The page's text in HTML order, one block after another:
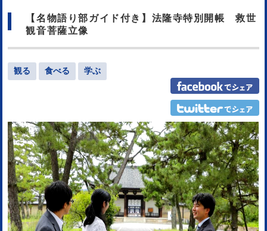
【名物語り部ガイド付き】法隆寺特別開帳 救世
観音菩薩立像
観る 食べる 学ぶ